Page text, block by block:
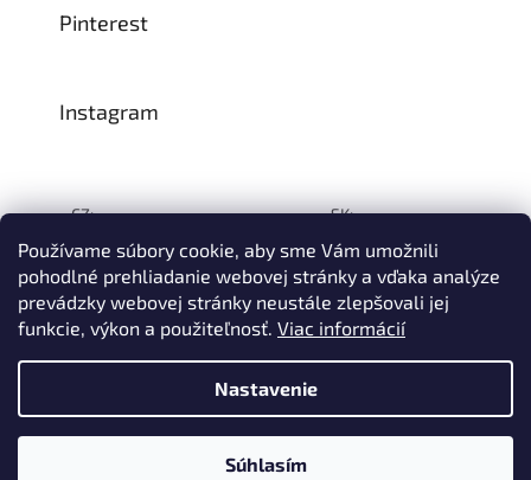
Používame súbory cookie, aby sme Vám umožnili
pohodlné prehliadanie webovej stránky a vďaka analýze
prevádzky webovej stránky neustále zlepšovali jej
funkcie, výkon a použiteľnosť. Viac informácií
Nastavenie
Súhlasím
Na prelome júla a augusta môže dôjsť k určitému oneskoreniu
dodávok tovaru do nášho skladu, a tým aj k predĺženiu termínu
doručenia Vašej objednávky, a to z dôvodu celozávodných
dovoleniek našich slovinských dodávateľov. Ďakujeme za
Pinterest
Instagram
CZ: SK:
Vytvoril Shoptet
© 1993–2026INTEA SERVICE s.r.o.Všetky práva vyhradené.